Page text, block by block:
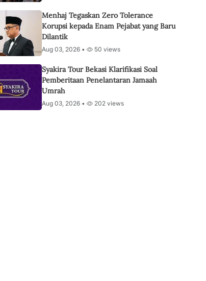
Menhaj Tegaskan Zero Tolerance
Korupsi kepada Enam Pejabat yang Baru
Dilantik
Aug 03, 2026 • 50 views
Syakira Tour Bekasi Klarifikasi Soal
Pemberitaan Penelantaran Jamaah
Umrah
Aug 03, 2026 • 202 views